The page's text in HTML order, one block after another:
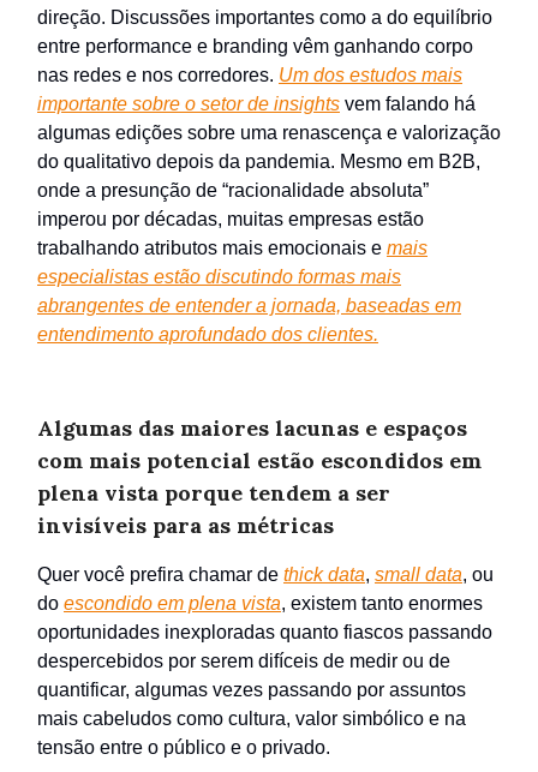
direção. Discussões importantes como a do equilíbrio
entre performance e branding vêm ganhando corpo
nas redes e nos corredores. Um dos estudos mais
importante sobre o setor de insights vem falando há
algumas edições sobre uma renascença e valorização
do qualitativo depois da pandemia. Mesmo em B2B,
onde a presunção de “racionalidade absoluta”
imperou por décadas, muitas empresas estão
trabalhando atributos mais emocionais e mais
especialistas estão discutindo formas mais
abrangentes de entender a jornada, baseadas em
entendimento aprofundado dos clientes.
Algumas das maiores lacunas e espaços
com mais potencial estão escondidos em
plena vista porque tendem a ser
invisíveis para as métricas
Quer você prefira chamar de thick data, small data, ou
do escondido em plena vista, existem tanto enormes
oportunidades inexploradas quanto fiascos passando
despercebidos por serem difíceis de medir ou de
quantificar, algumas vezes passando por assuntos
mais cabeludos como cultura, valor simbólico e na
tensão entre o público e o privado.